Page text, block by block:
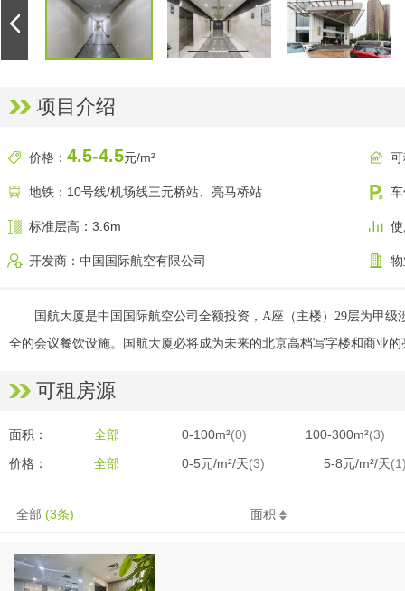
项目介绍
价格： 4.5-4.5元/m²
地铁：10号线/机场线三元桥站、亮马桥站
标准层高：3.6m
开发商：中国国际航空有限公司
国航大厦是中国国际航空公司全额投资，A座（主楼）29层为甲
全的会议餐饮设施。国航大厦必将成为未来的北京高档写字楼和商业
可租房源
面积： 全部 0-100m²(0) 100-300m²(3)
价格：
全部 0-5元/m²/天(3) 5-8元/m²/天
全部 (3条) 面积